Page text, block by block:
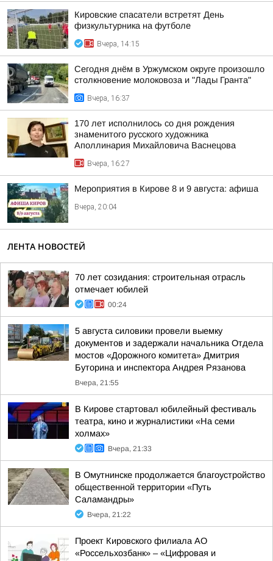
Кировские спасатели встретят День
физкультурника на футболе
Вчера, 14:15
Сегодня днём в Уржумском округе произошло
столкновение молоковоза и "Лады Гранта"
Вчера, 16:37
170 лет исполнилось со дня рождения
знаменитого русского художника
Аполлинария Михайловича Васнецова
Вчера, 16:27
Мероприятия в Кирове 8 и 9 августа: афиша
Вчера, 20:04
ЛЕНТА НОВОСТЕЙ
70 лет созидания: строительная отрасль
отмечает юбилей
00:24
5 августа силовики провели выемку
документов и задержали начальника Отдела
мостов «Дорожного комитета» Дмитрия
Буторина и инспектора Андрея Рязанова
Вчера, 21:55
В Кирове стартовал юбилейный фестиваль
театра, кино и журналистики «На семи
холмах»
Вчера, 21:33
В Омутнинске продолжается благоустройство
общественной территории «Путь
Саламандры»
Вчера, 21:22
Проект Кировского филиала АО
«Россельхозбанк» – «Цифровая и